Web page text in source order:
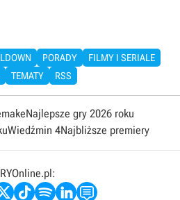
PORADY
FILMY I SERIALE
TEMATY RSS
Najlepsze gry 2026 roku
Wiedźmin 4Najbliższe premiery